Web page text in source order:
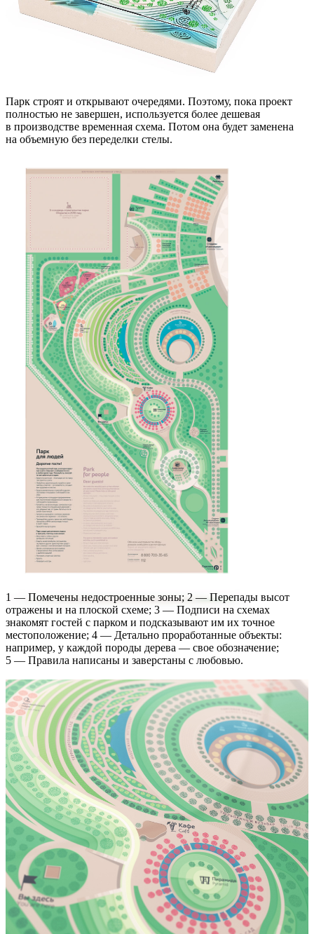
Парк строят и открывают очередями. Поэтому, пока проект
полностью не завершен, используется более дешевая
в производстве временная схема. Потом она будет заменена
на объемную без переделки стелы.
1 — Помечены недостроенные зоны; 2 — Перепады высот
отражены и на плоской схеме; 3 — Подписи на схемах
знакомят гостей с парком и подсказывают им их точное
местоположение; 4 — Детально проработанные объекты:
например, у каждой породы дерева — свое обозначение;
5 — Правила написаны и заверстаны с любовью.